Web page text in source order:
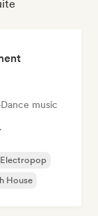
Dance music
Electropop
House